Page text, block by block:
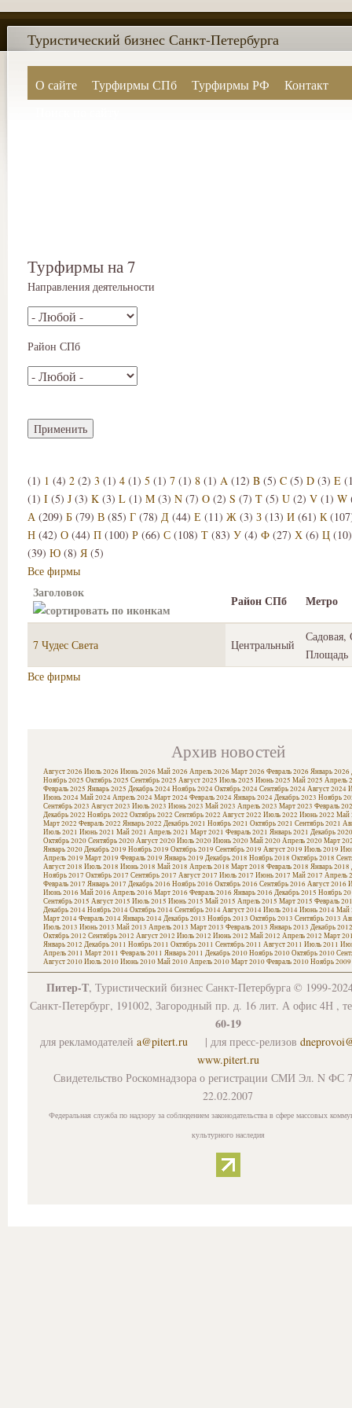
О сайте Турфирмы СПб Турфирмы РФ
Контакт
Туристический бизнес Санкт-Петербурга
Турфирмы на 7
Направления деятельности
Район СПб
(1) 1 (4) 2 (2) 3 (1) 4 (1) 5 (1) 7 (1) 8 (1) A (12) B (5) C (5) D (3) E
(1) I (5) J (3) K (3) L (1) M (3) N (7) O (2) S (7) T (5) U (2) V (1) W
А (209) Б (79) В (85) Г (78) Д (44) Е (11) Ж (3) З (13) И (61) К
Н (42) О (44) П (100) Р (66) С (108) Т (83) У (4) Ф (27) Х (6) Ц
(39) Ю (8) Я (5)
Все фирмы
Заголовок
Район СПб Метро
7 Чудес Света Центральный
Садовая,
Площадь
Все фирмы
Архив новостей
Август 2026 Июль 2026 Июнь 2026 Май 2026 Апрель 2026 Март 2026 Февраль 2026 Январь 2026
Ноябрь 2025 Октябрь 2025 Сентябрь 2025 Август 2025 Июль 2025 Июнь 2025 Май 2025 Апрель
Февраль 2025 Январь 2025 Декабрь 2024Ноябрь 2024Октябрь 2024Сентябрь 2024Август 2024
Июнь 2024Май 2024Апрель 2024Март 2024Февраль 2024Январь 2024Декабрь 2023 Ноябрь
Сентябрь 2023 Август 2023 Июль 2023 Июнь 2023 Май 2023 Апрель 2023 Март 2023 Февраль
Декабрь 2022 Ноябрь 2022 Октябрь 2022 Сентябрь 2022 Август 2022 Июль 2022 Июнь 2022 Май
Март 2022 Февраль 2022 Январь 2022 Декабрь 2021 Ноябрь 2021 Октябрь 2021 Сентябрь 2021
Июль 2021 Июнь 2021 Май 2021 Апрель 2021 Март 2021 Февраль 2021 Январь 2021 Декабрь 2020
Октябрь 2020Сентябрь 2020Август 2020Июль 2020Июнь 2020Май 2020Апрель 2020Март
Январь 2020Декабрь 2019 Ноябрь 2019 Октябрь 2019 Сентябрь 2019 Август 2019 Июль 2019
Апрель 2019 Март 2019 Февраль 2019 Январь 2019 Декабрь 2018 Ноябрь 2018 Октябрь 2018
Август 2018 Июль 2018 Июнь 2018 Май 2018 Апрель 2018 Март 2018 Февраль 2018 Январь 2018
Ноябрь 2017 Октябрь 2017 Сентябрь 2017 Август 2017 Июль 2017 Июнь 2017 Май 2017 Апрель
Февраль 2017 Январь 2017 Декабрь 2016 Ноябрь 2016 Октябрь 2016 Сентябрь 2016 Август 2016
Июнь 2016 Май 2016 Апрель 2016 Март 2016 Февраль 2016 Январь 2016 Декабрь 2015 Ноябрь
Сентябрь 2015 Август 2015 Июль 2015 Июнь 2015 Май 2015 Апрель 2015 Март 2015 Февраль
Декабрь 2014Ноябрь 2014Октябрь 2014Сентябрь 2014Август 2014Июль 2014Июнь 2014Май
Март 2014Февраль 2014Январь 2014Декабрь 2013 Ноябрь 2013 Октябрь 2013 Сентябрь 2013
Июль 2013 Июнь 2013 Май 2013 Апрель 2013 Март 2013 Февраль 2013 Январь 2013 Декабрь 2012
Октябрь 2012 Сентябрь 2012 Август 2012 Июль 2012 Июнь 2012 Май 2012 Апрель 2012 Март
Январь 2012 Декабрь 2011 Ноябрь 2011 Октябрь 2011 Сентябрь 2011 Август 2011 Июль 2011
Апрель 2011 Март 2011 Февраль 2011 Январь 2011 Декабрь 2010Ноябрь 2010Октябрь 2010
Август 2010Июль 2010Июнь 2010Май 2010Апрель 2010Март 2010Февраль 2010Ноябрь 2009
Питер-Т, Туристический бизнес Санкт-Петербурга © 1999-
Санкт-Петербург, 191002, Загородный пр. д. 16 лит. А офис 4Н ,
60-19
для рекламодателей a@pitert.ru | для пресс-релизов
www.pitert.ru
Свидетельство Роскомнадзора о регистрации СМИ Эл. N ФС
22.02.2007
Федеральная служба по надзору за соблюдением законодательства в сфере массовых
культурного наследия